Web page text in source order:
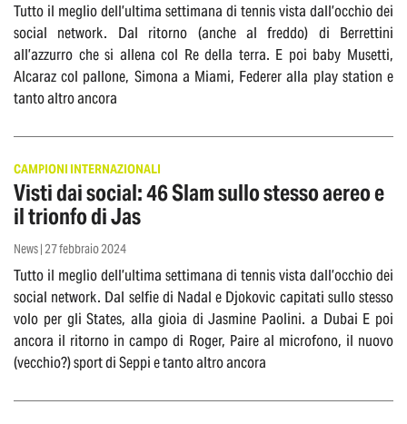
Tutto il meglio dell’ultima settimana di tennis vista dall’occhio dei
social network. Dal ritorno (anche al freddo) di Berrettini
all’azzurro che si allena col Re della terra. E poi baby Musetti,
Alcaraz col pallone, Simona a Miami, Federer alla play station e
tanto altro ancora
CAMPIONI INTERNAZIONALI
Visti dai social: 46 Slam sullo stesso aereo e
il trionfo di Jas
News | 27 febbraio 2024
Tutto il meglio dell’ultima settimana di tennis vista dall’occhio dei
social network. Dal selfie di Nadal e Djokovic capitati sullo stesso
volo per gli States, alla gioia di Jasmine Paolini. a Dubai E poi
ancora il ritorno in campo di Roger, Paire al microfono, il nuovo
(vecchio?) sport di Seppi e tanto altro ancora